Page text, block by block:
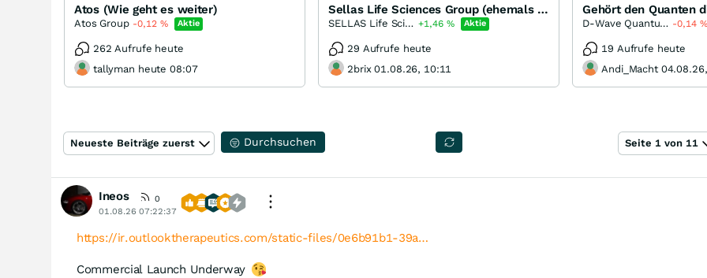
Atos (Wie geht es weiter)
Atos Group -0,12 % Aktie
262 Aufrufe heute
tallyman heute 08:07
Sellas Life Sciences Group (ehemals Galena Biopharma)
SELLAS Life Sciences Group +1,46% Aktie
29 Aufrufe heute
2brix 01.08.26, 10:11
Gehört den Quanten
D-Wave Quantum -0,14%
19 Aufrufe heute
Andi_Macht
Neueste Beiträge zuerst Durchsuchen Seite 1 von 11
Ineos
0
01.08.26 07:22:37
https://ir.outlooktherapeutics.com/static-files/0e6b91b1-39a…
Commercial Launch Underway